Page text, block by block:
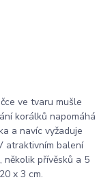
ve tvaru mušle
korálků napomáhá
a navíc vyžaduje
atraktivním balení
několik přívěsků a 5
x 3 cm.